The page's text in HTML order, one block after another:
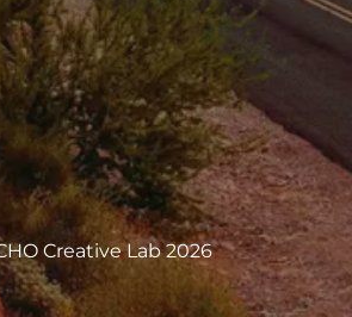
Creative Lab 2026